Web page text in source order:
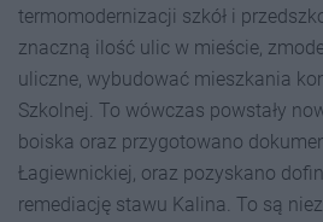
termomodernizacji szkół i
znaczną ilość ulic w mieście,
uliczne, wybudować mieszkania
Szkolnej. To wówczas powstały
boiska oraz przygotowano
Łagiewnickiej, oraz pozyskano
remediację stawu Kalina. To są